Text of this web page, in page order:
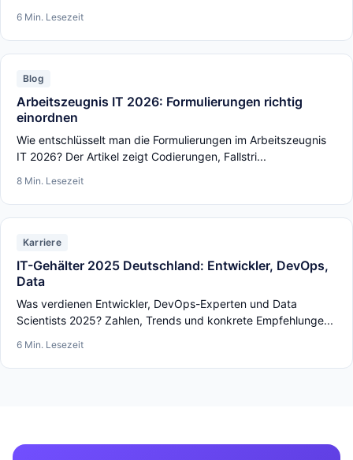
6 Min. Lesezeit
Blog
Arbeitszeugnis IT 2026: Formulierungen richtig
einordnen
Wie entschlüsselt man die Formulierungen im Arbeitszeugnis
IT 2026? Der Artikel zeigt Codierungen, Fallstri...
8 Min. Lesezeit
Karriere
IT-Gehälter 2025 Deutschland: Entwickler, DevOps,
Data
Was verdienen Entwickler, DevOps-Experten und Data
Scientists 2025? Zahlen, Trends und konkrete Empfehlunge...
6 Min. Lesezeit